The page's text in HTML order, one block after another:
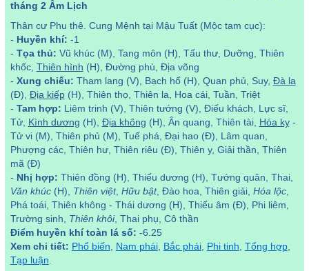
tháng 2 Âm Lịch
Thân cư Phu thê. Cung Mệnh tại Mậu Tuất (Mộc tam cục):
- Huyền khí: -1
- Tọa thủ: Vũ khúc (M), Tang môn (H), Tấu thư, Dưỡng, Thiên
khốc, Thiên hình (H), Đường phù, Địa võng
- Xung chiếu: Tham lang (V), Bạch hổ (H), Quan phủ, Suy, Đà la
(Đ), Địa kiếp(H), Thiên thọ, Thiên la, Hoa cái, Tuần, Triệt
- Tam hợp: Liêm trinh (V), Thiên tướng (V), Điếu khách, Lực sĩ,
Tử, Kình dương (H), Địa không (H), Ân quang, Thiên tài, Hóa kỵ-
Tử vi (M), Thiên phủ (M), Tuế phá, Đại hao (Đ), Lâm quan,
Phượng các, Thiên hư, Thiên riêu (Đ), Thiên y, Giải thần, Thiên
mã (Đ)
- Nhị hợp: Thiên đồng (H), Thiếu dương (H), Tướng quân, Thai,
Văn khúc(H), Thiên việt, Hữu bật, Đào hoa, Thiên giải, Hóa lộc,
Phá toái, Thiên không - Thái dương (H), Thiếu âm (Đ), Phi liêm,
Trường sinh, Thiên khôi, Thai phụ, Cô thần
Điểm huyền khí toàn lá số: -6.25
Xem chi tiết: Phổ biến, Nam phái, Bắc phái, Phi tinh, Tổng hợp,
Tạp luận.